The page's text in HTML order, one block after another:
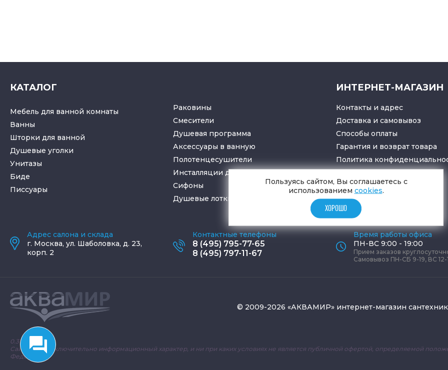
КАТАЛОГ
Мебель для ванной комнаты
Ванны
Шторки для ванной
Душевые уголки
Унитазы
Биде
Писсуары
Раковины
Смесители
Душевая программа
Аксессуары в ванную
Полотенцесушители
Инсталляции для санузлов
Cифоны
Душевые лотки
ИНТЕРНЕТ-МАГАЗИН
Контакты и адрес
Доставка и самовывоз
Способы оплаты
Гарантия и возврат товара
Политика
Адрес салона и склада
г. Москва, ул. Шаболовка, д. 23,
корп. 2
Контактные телефоны
8 (495) 795-77-65
8 (495) 797-11-67
Время работы офиса
ПН-ВС 9:00 - 19:00
Прием заказов
Самовывоз ПН-СБ 9-19, ВС 12-
© 2009-2026 «АКВАМИР» интернет-магазин
0.3147 с.
Сайт носит исключительно информационный характер, и ни при каких условиях не является публичной офертой, определяемой
Федерации.
Пользуясь сайтом, Вы соглашаетесь с
использованием cookies.
ХОРОШО